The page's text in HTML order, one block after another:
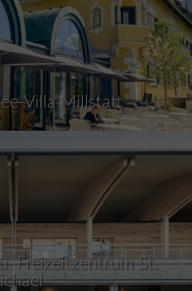
Villa Millstatt
Freizeitzentrum St.